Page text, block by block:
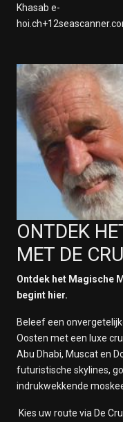
Khasab e-
ONTDEK
MET DE
Ontdek het Magische
begint hier.
Beleef een
Oosten met een luxe
Abu Dhabi, Muscat en
futuristische skylines,
indrukwekkende
Kies uw route via De